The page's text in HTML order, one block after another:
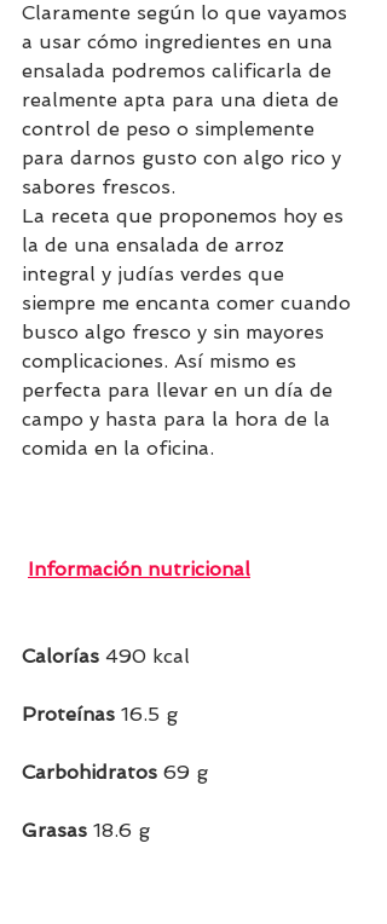
Claramente según lo que vayamos
a usar cómo ingredientes en una
ensalada podremos calificarla de
realmente apta para una dieta de
control de peso o simplemente
para darnos gusto con algo rico y
sabores frescos.
La receta que proponemos hoy es
la de una ensalada de arroz
integral y judías verdes que
siempre me encanta comer cuando
busco algo fresco y sin mayores
complicaciones. Así mismo es
perfecta para llevar en un día de
campo y hasta para la hora de la
comida en la oficina.
Información nutricional
Calorías 490 kcal
Proteínas 16.5 g
Carbohidratos 69 g
Grasas 18.6 g